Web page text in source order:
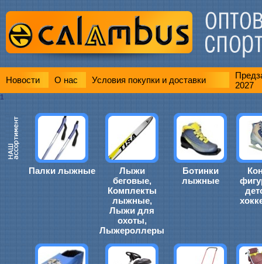
Новости О нас Условия покупки и доставки
2027
1
Палки лыжные
Лыжи
беговые,
Комплекты
лыжные,
Лыжи для
охоты,
Лыжероллеры
Ботинки
лыжные